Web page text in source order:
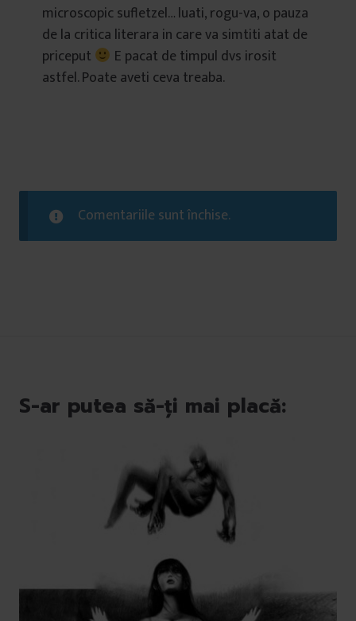
microscopic sufletzel… luati, rogu-va, o pauza
de la critica literara in care va simtiti atat de
priceput
E pacat de timpul dvs irosit
astfel. Poate aveti ceva treaba.
Comentariile sunt închise.
S-ar putea să-ți mai placă: